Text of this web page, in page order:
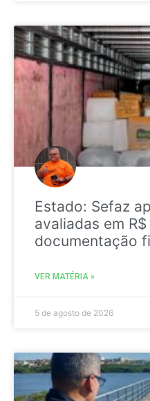
Estado: Sefaz
avaliadas em
documentação
VER MATÉRIA »
5 de agosto de 2026